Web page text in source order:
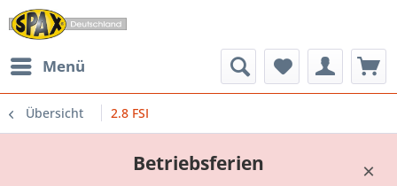
Menü
Übersicht 2.8 FSI
×
Betriebsferien